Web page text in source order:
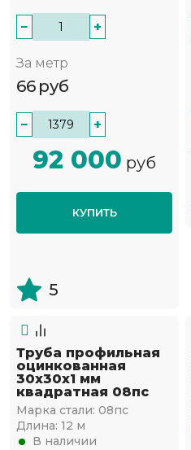
− +
За метр
66 руб
− +
92 000 руб
КУПИТЬ
5
Труба профильная
оцинкованная
30х30х1 мм
квадратная 08пс
Марка стали: 08пс
Длина: 12 м
В наличии